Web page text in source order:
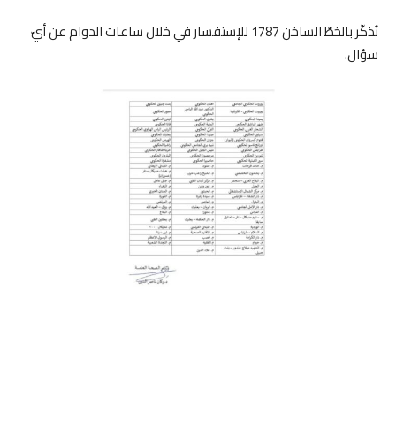
نُذكّر بالخطّ الساخن 1787 للإستفسار في خلال ساعات الدوام عن أيّ
سؤال.